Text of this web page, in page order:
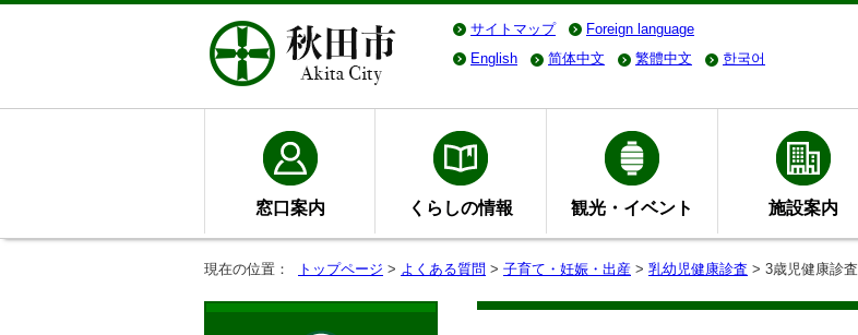
サイトマップ Foreign language
English
简体中文 繁體中文 한국어
窓口案内 くらしの情報 観光・イベント 施設案内
現在の位置： トップページ > よくある質問 > 子育て・妊娠・出産 > 乳幼児健康診査 > 3歳児健康診査